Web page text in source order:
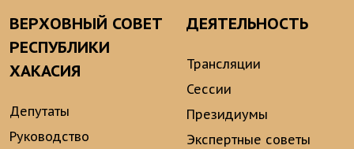
ВЕРХОВНЫЙ СОВЕТ
РЕСПУБЛИКИ
ХАКАСИЯ
Депутаты
Руководство
ДЕЯТЕЛЬНОСТЬ
Трансляции
Сессии
Президиумы
Экспертные советы